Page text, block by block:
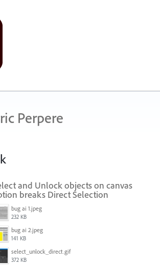
Perpere
and Unlock objects on canvas
breaks Direct Selection
bug ai 1.jpeg
232 KB
bug ai 2.jpeg
141 KB
select_unlock_direct.gif
372 KB